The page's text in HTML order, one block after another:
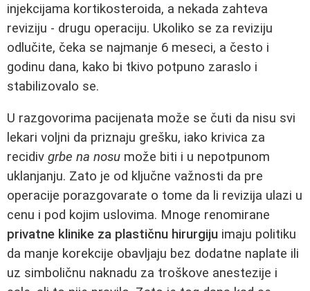
injekcijama kortikosteroida, a nekada zahteva
reviziju - drugu operaciju. Ukoliko se za reviziju
odlučite, čeka se najmanje 6 meseci, a često i
godinu dana, kako bi tkivo potpuno zaraslo i
stabilizovalo se.
U razgovorima pacijenata može se čuti da nisu svi
lekari voljni da priznaju grešku, iako krivica za
recidiv grbe na nosu može biti i u nepotpunom
uklanjanju. Zato je od ključne važnosti da pre
operacije porazgovarate o tome da li revizija ulazi u
cenu i pod kojim uslovima. Mnoge renomirane
privatne klinike za plastičnu hirurgiju imaju politiku
da manje korekcije obavljaju bez dodatne naplate ili
uz simboličnu naknadu za troškove anestezije i